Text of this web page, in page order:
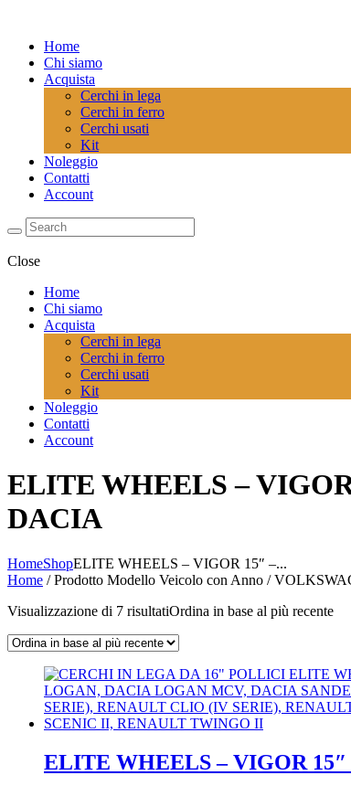
Home
Chi siamo
Acquista
Cerchi in lega
Cerchi in ferro
Cerchi usati
Kit
Noleggio
Contatti
Account
Close
Home
Chi siamo
Acquista
Cerchi in lega
Cerchi in ferro
Cerchi usati
Kit
Noleggio
Contatti
Account
ELITE WHEELS –
DACIA
HomeShopELITE WHEELS – VIGOR 15″ –...
Home / Prodotto Modello Veicolo con Anno /
Visualizzazione di 7 risultatiOrdina in base al più recente
ELITE WHEELS – VIGOR